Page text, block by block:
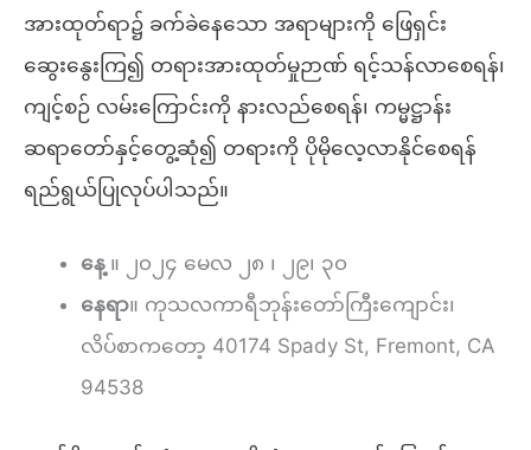
အားထုတ်ရာ၌ ခက်ခဲနေသော အရာများကို ဖြေရှင်း
ဆွေးနွေးကြ၍ တရားအားထုတ်မှုဉာဏ် ရင့်သန်လာစေရန်၊
ကျင့်စဉ် လမ်းကြောင်းကို နားလည်စေရန်၊ ကမ္မဋ္ဌာန်း
ဆရာတော်နှင့်တွေ့ဆုံ၍ တရားကို ပိုမိုလေ့လာနိုင်စေရန်
ရည်ရွယ်ပြုလုပ်ပါသည်။
နေ့ ။ ၂၀၂၄ မေလ ၂၈ ၊ ၂၉၊ ၃၀
နေရာ။ ကုသလကာရီဘုန်းတော်ကြီးကျောင်း၊
လိပ်စာကတော့ 40174 Spady St, Fremont, CA
94538